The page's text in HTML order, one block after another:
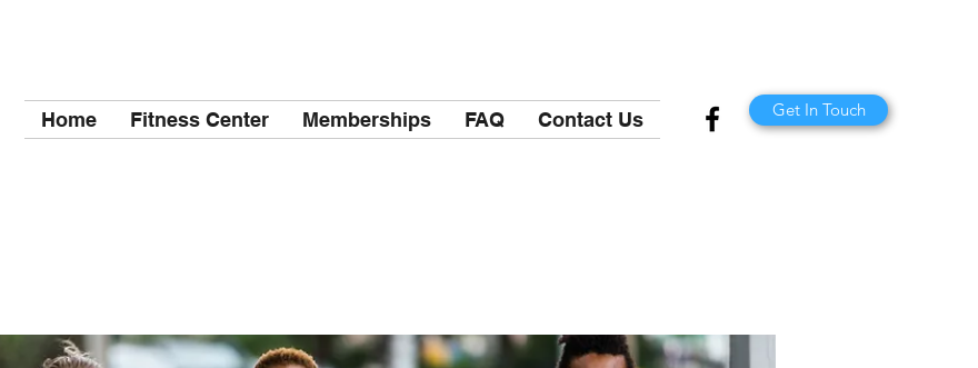
Home Fitness Center Memberships FAQ Contact Us Get In Touch